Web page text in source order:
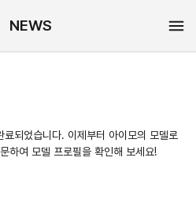
NEWS
되었습니다. 이제부터 아이모의 모델로
하여 모델 프로필을 확인해 보세요!